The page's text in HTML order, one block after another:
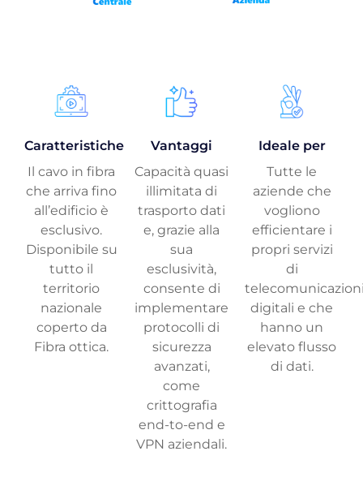
Caratteristiche
Il cavo in fibra
che arriva fino
all’edificio è
esclusivo.
Disponibile su
tutto il
territorio
nazionale
coperto da
Fibra ottica.
Vantaggi
Capacità quasi
illimitata di
trasporto dati
e, grazie alla
sua
esclusività,
consente di
implementare
protocolli di
sicurezza
avanzati,
come
crittografia
end-to-end e
VPN aziendali.
Ideale per
Tutte le
aziende che
vogliono
efficientare i
propri servizi
di
digitali e che
hanno un
elevato flusso
di dati.